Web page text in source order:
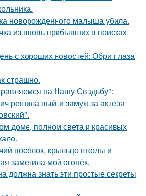
новорожденного малыша убила.
из вновь прибывших в поисках
с хороших новостей: Обри плаза
страшно.
на Нашу Свадьбу":
решила выйти замуж за актера
доме, полном света и красивых
посёлок, крыльцо школы и
заметила мой огонёк.
должна знать эти простые секреты